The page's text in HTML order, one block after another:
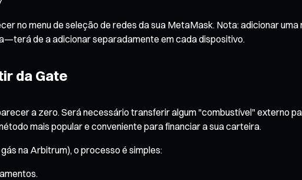
no menu de seleção de redes da sua MetaMask. Nota: adicionar
de a adicionar separadamente em cada dispositivo.
da Gate
a zero. Será necessário transferir algum "combustível" externo
mais popular e conveniente para financiar a sua carteira.
na Arbitrum), o processo é simples: